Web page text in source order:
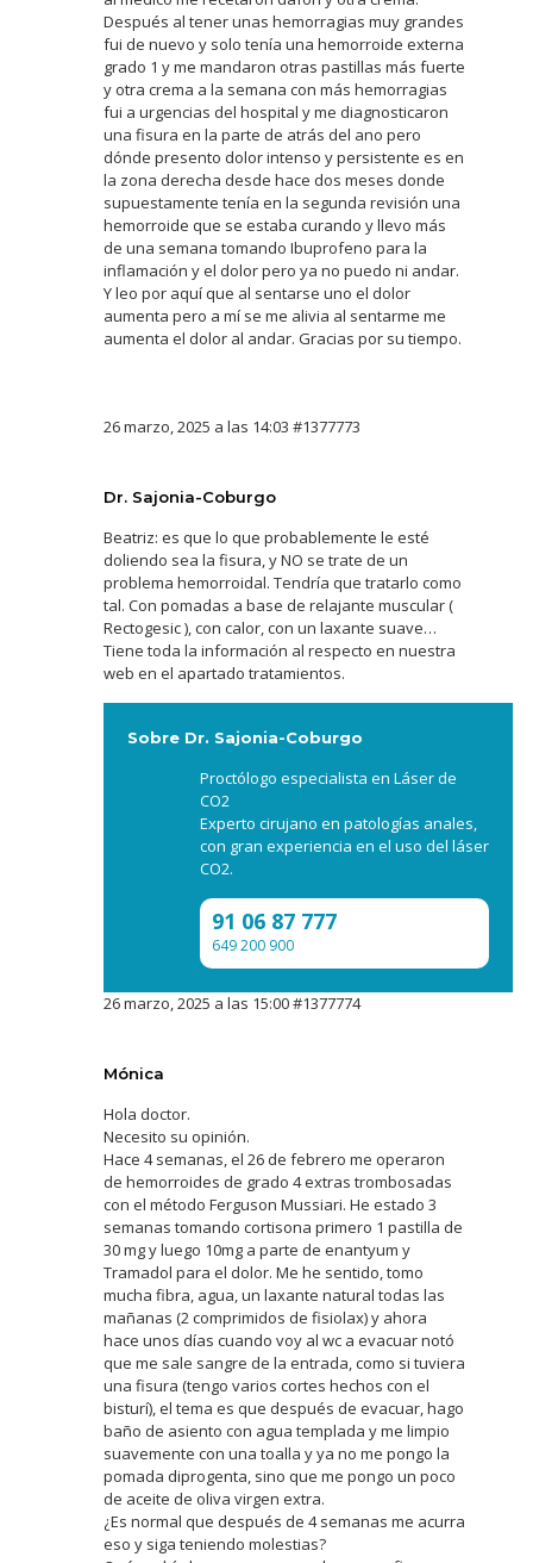
Después al tener unas hemorragias muy grandes
fui de nuevo y solo tenía una hemorroide externa
grado 1 y me mandaron otras pastillas más fuerte
y otra crema a la semana con más hemorragias
fui a urgencias del hospital y me diagnosticaron
una fisura en la parte de atrás del ano pero
dónde presento dolor intenso y persistente es en
la zona derecha desde hace dos meses donde
supuestamente tenía en la segunda revisión una
hemorroide que se estaba curando y llevo más
de una semana tomando Ibuprofeno para la
inflamación y el dolor pero ya no puedo ni andar.
Y leo por aquí que al sentarse uno el dolor
aumenta pero a mí se me alivia al sentarme me
aumenta el dolor al andar. Gracias por su tiempo.
26 marzo, 2025 a las 14:03 #1377773
Dr. Sajonia-Coburgo
Beatriz: es que lo que probablemente le esté
doliendo sea la fisura, y NO se trate de un
problema hemorroidal. Tendría que tratarlo como
tal. Con pomadas a base de relajante muscular (
Rectogesic ), con calor, con un laxante suave…
Tiene toda la información al respecto en nuestra
web en el apartado tratamientos.
Sobre Dr. Sajonia-Coburgo
Proctólogo especialista en Láser de
CO2
Experto cirujano en patologías anales,
con gran experiencia en el uso del láser
CO2.
91 06 87 777
649 200 900
26 marzo, 2025 a las 15:00#1377774
Mónica
Hola doctor.
Necesito su opinión.
Hace 4 semanas, el 26 de febrero me operaron
de hemorroides de grado 4 extras trombosadas
con el método Ferguson Mussiari. He estado 3
semanas tomando cortisona primero 1 pastilla de
30 mg y luego 10mg a parte de enantyum y
Tramadol para el dolor. Me he sentido, tomo
mucha fibra, agua, un laxante natural todas las
mañanas (2 comprimidos de fisiolax) y ahora
hace unos días cuando voy al wc a evacuar notó
que me sale sangre de la entrada, como si tuviera
una fisura (tengo varios cortes hechos con el
bisturí), el tema es que después de evacuar, hago
baño de asiento con agua templada y me limpio
suavemente con una toalla y ya no me pongo la
pomada diprogenta, sino que me pongo un poco
de aceite de oliva virgen extra.
¿Es normal que después de 4 semanas me acurra
eso y siga teniendo molestias?